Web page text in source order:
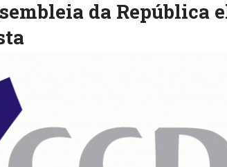
da República